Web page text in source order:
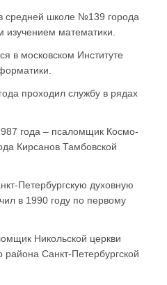
средней школе №139 города
изучением математики.
в московском Институте
проходил службу в рядах
года – псаломщик Космо-
Кирсанов Тамбовской
Петербургскую духовную
в 1990 году по первому
Никольской церкви
района Санкт-Петербургской